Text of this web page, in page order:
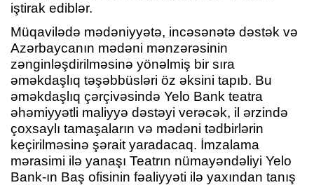
iştirak ediblər.
Müqavilədə mədəniyyətə, incəsənətə dəstək və
Azərbaycanın mədəni mənzərəsinin
zənginləşdirilməsinə yönəlmiş bir sıra
əməkdaşlıq təşəbbüsləri öz əksini tapıb. Bu
əməkdaşlıq çərçivəsində Yelo Bank teatra
əhəmiyyətli maliyyə dəstəyi verəcək, il ərzində
çoxsaylı tamaşaların və mədəni tədbirlərin
keçirilməsinə şərait yaradacaq. İmzalama
mərasimi ilə yanaşı Teatrın nümayəndəliyi Yelo
Bank-ın Baş ofisinin fəaliyyəti ilə yaxından tanış